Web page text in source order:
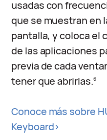
usadas con
que se muestran en
pantalla, y coloca el
de las aplicaciones
previa de cada
tener que abrirlas.6
Conoce más sobre
Keyboard>